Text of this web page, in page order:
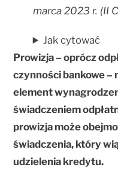
marca 2023 r. (II
Jak cytować
Prowizja – oprócz
czynności bankowe –
element
świadczeniem
prowizja może
świadczenia, który
udzielenia kredytu.